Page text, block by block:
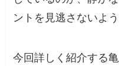
ントを見逃さないよ
今回詳しく紹介する亀